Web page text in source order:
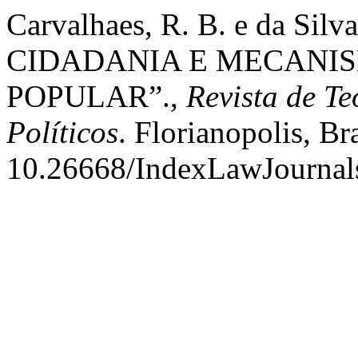
Carvalhaes, R. B. e da
CIDADANIA E
POPULAR”., Revista de
Políticos. Florianopolis,
10.26668/